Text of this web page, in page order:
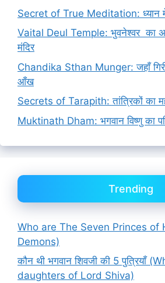
Secret of True Meditation: ध्यान में
Vaital Deul Temple: भुवनेश्वर का
मंदिर
Chandika Sthan Munger: जहाँ गिरी
आँख
Secrets of Tarapith: तांत्रिकों का
Muktinath Dham: भगवान विष्णु का
Trending
Who are The Seven Princes of
Demons)
कौन थी भगवान शिवजी की 5 पुत्रियाँ
daughters of Lord Shiva)